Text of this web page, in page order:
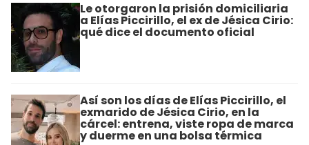
Le otorgaron la prisión domiciliaria
a Elías Piccirillo, el ex de Jésica Cirio:
qué dice el documento oficial
Así son los días de Elías Piccirillo, el
exmarido de Jésica Cirio, en la
cárcel: entrena, viste ropa de marca
y duerme en una bolsa térmica